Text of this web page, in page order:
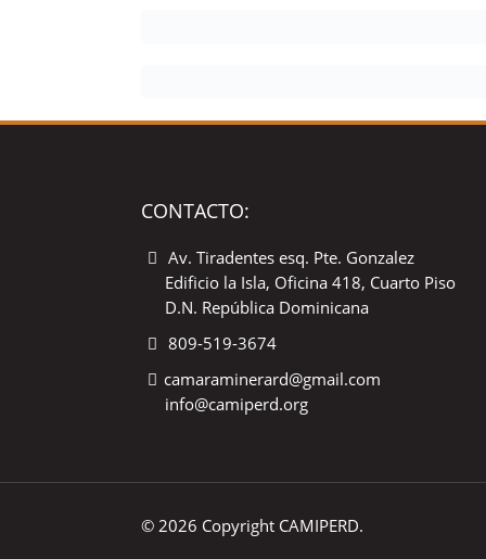
CONTACTO:
Av. Tiradentes esq. Pte. Gonzalez
Edificio la Isla, Oficina 418, Cuarto Piso
D.N. República Dominicana
809-519-3674
camaraminerard@gmail.com
info@camiperd.org
© 2026 Copyright CAMIPERD.